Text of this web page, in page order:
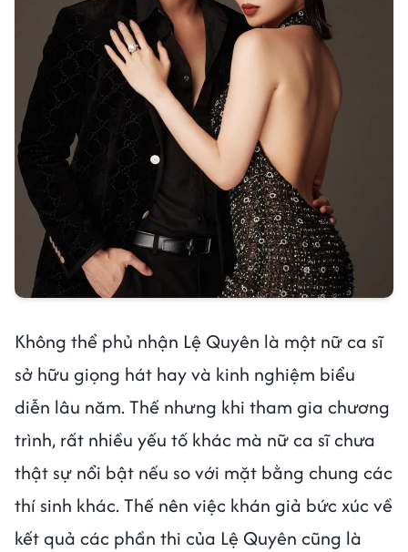
Không thể phủ nhận Lệ Quyên là một nữ ca sĩ
sở hữu giọng hát hay và kinh nghiệm biểu
diễn lâu năm. Thế nhưng khi tham gia chương
trình, rất nhiều yếu tố khác mà nữ ca sĩ chưa
thật sự nổi bật nếu so với mặt bằng chung các
thí sinh khác. Thế nên việc khán giả bức xúc về
kết quả các phần thi của Lệ Quyên cũng là